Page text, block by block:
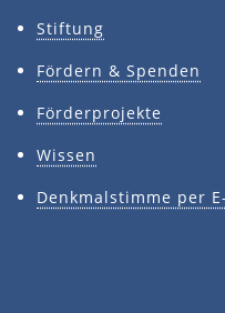
Stiftung
Fördern & Spenden
Förderprojekte
Wissen
Denkmalstimme per